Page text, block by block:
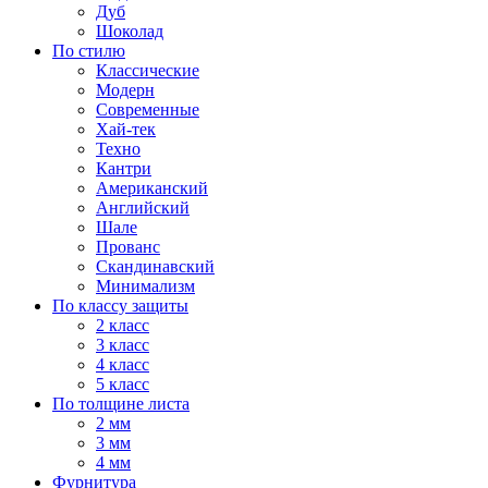
Дуб
Шоколад
По стилю
Классические
Модерн
Современные
Хай-тек
Техно
Кантри
Американский
Английский
Шале
Прованс
Скандинавский
Минимализм
По классу защиты
2 класс
3 класс
4 класс
5 класс
По толщине листа
2 мм
3 мм
4 мм
Фурнитура